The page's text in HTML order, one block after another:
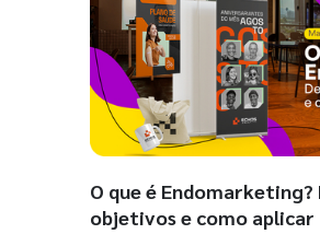
O que é Endomarketing?
objetivos e como aplicar